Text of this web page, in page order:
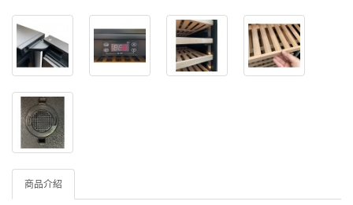
商品介紹